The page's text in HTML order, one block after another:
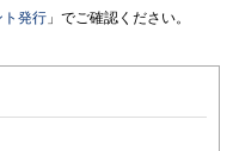
ト発行 」でご確認ください。